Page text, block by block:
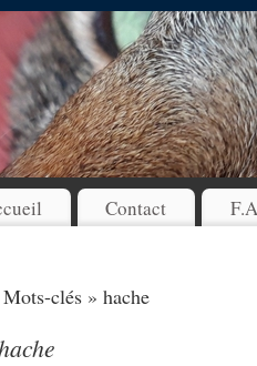
Contact
clés » hache